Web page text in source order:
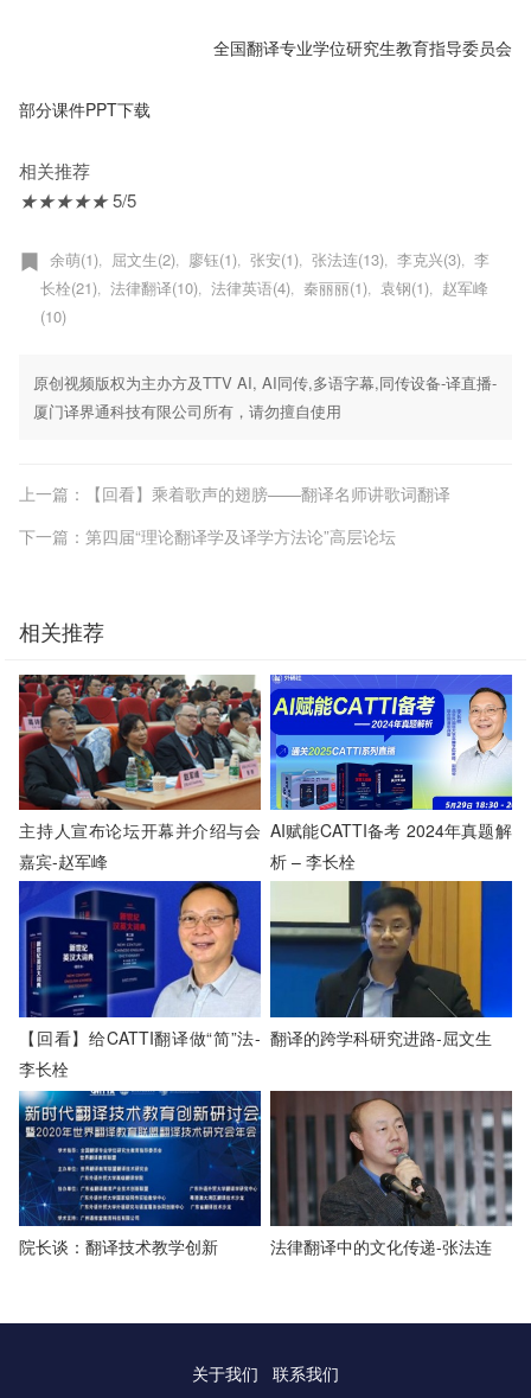
全国翻译专业学位研究生教育指导委员会
部分课件PPT下载
相关推荐
★★★★★5/5
余萌(1) 屈文生(2) 廖钰(1) 张安(1) 张法连(13) 李克兴(3)
李
长栓(21)
法律翻译(10) 法律英语(4) 秦丽丽(1) 袁钢(1)
赵军峰
(10)
原创视频版权为主办方及TTV AI, AI同传,多语字幕,同传设备-译直播-
厦门译界通科技有限公司所有，请勿擅自使用
上一篇：【回看】乘着歌声的翅膀——翻译名师讲歌词翻译
下一篇：第四届“理论翻译学及译学方法论”高层论坛
相关推荐
主持人宣布论坛开幕并介绍与会
嘉宾-赵军峰
AI赋能CATTI备考 2024年真题解
析 – 李长栓
【回看】给CATTI翻译做“简”法-
李长栓
翻译的跨学科研究进路-屈文生
院长谈：翻译技术教学创新 法律翻译中的文化传递-张法连
关于我们 联系我们